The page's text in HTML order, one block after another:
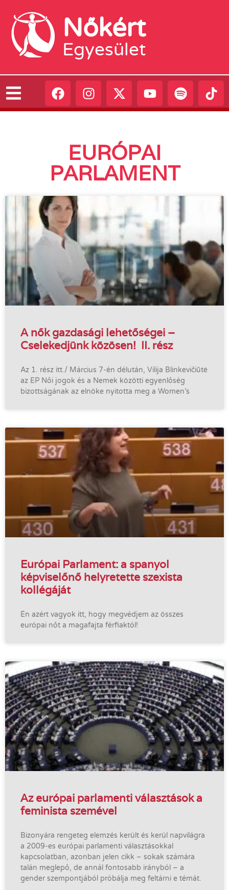
Nőkért
Egyesület
EURÓPAI
PARLAMENT
A nők gazdasági lehetőségei –
Cselekedjünk közösen! II. rész
Az 1. rész itt./ Március 7-én délután, Vilija Blinkevičiūtė
az EP Női jogok és a Nemek közötti egyenlőség
bizottságának az elnöke nyitotta meg a Women’s
Európai Parlament: a spanyol
képviselőnő helyretette szexista
kollégáját
Én azért vagyok itt, hogy megvédjem az összes
európai nőt a magafajta férfiaktól!
Az európai parlamenti választások a
feminista szemével
Bizonyára rengeteg elemzés került és kerül napvilágra
a 2009-es európai parlamenti választásokkal
kapcsolatban, azonban jelen cikk – sokak számára
talán meglepő, de annál fontosabb irányból – a
gender szempontjából próbálja meg feltárni e témát.